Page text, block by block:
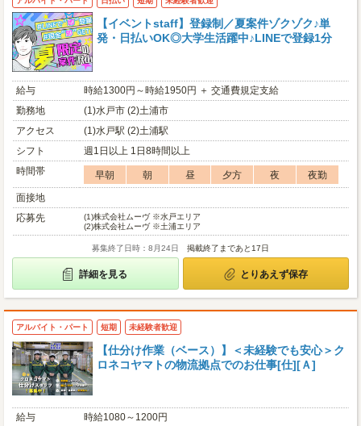
【イベントstaff】登録制／夏案件ゾクゾク♪単
発・日払いOK◎大学生活躍中♪LINEで登録1分
給与
時給1300円～時給1950円 ＋ 交通費規定支給
勤務地
(1)水戸市 (2)土浦市
アクセス
(1)水戸駅 (2)土浦駅
シフト
週1日以上 1日8時間以上
時間帯
早朝 朝 昼 夕方 夜
夜勤
面接地
応募先
(1)株式会社ムーヴ ※水戸エリア
(2)株式会社ムーヴ ※土浦エリア
募集終了日時：8月24日 掲載終了まであと17日
詳細を見る とりあえず保存
アルバイト・パート 短期 未経験者歓迎
【仕分け作業（ベース）】＜未経験でも安心＞ク
ロネコヤマトの物流拠点でのお仕事[仕][Ａ]
給与
時給1080～1200円